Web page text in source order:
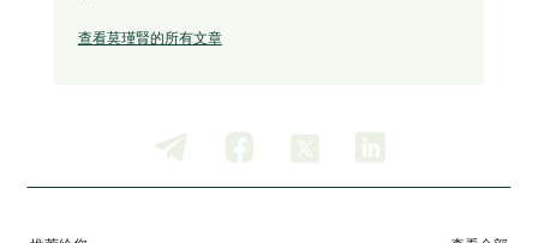
查看莫瑾賢的所有文章